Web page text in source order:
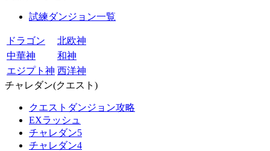
試練ダンジョン一覧
ドラゴン
北欧神
中華神
和神
エジプト神 西洋神
チャレダン(クエスト)
クエストダンジョン攻略
EXラッシュ
チャレダン5
チャレダン4